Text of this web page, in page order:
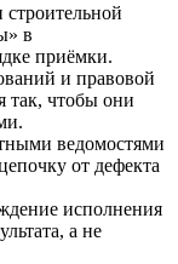
строительной
в
приёмки.
и правовой
так, чтобы они
ведомостями
от дефекта
исполнения
а не